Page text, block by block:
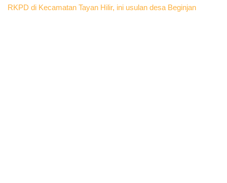
RKPD di Kecamatan Tayan Hilir, ini usulan desa Beginjan